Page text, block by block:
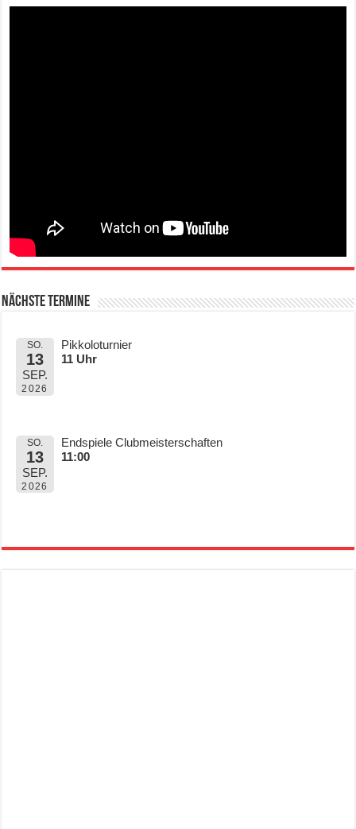
Nächste Termine
SO.
13
SEP.
2026
Pikkoloturnier
11 Uhr
SO.
13
SEP.
2026
Endspiele Clubmeisterschaften
11:00